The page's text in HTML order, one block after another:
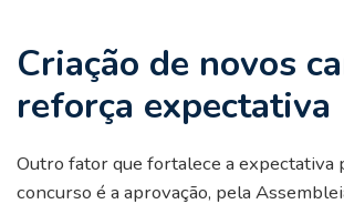
Criação de novos
reforça expectativa
Outro fator que fortalece a expectativa
concurso é a aprovação, pela